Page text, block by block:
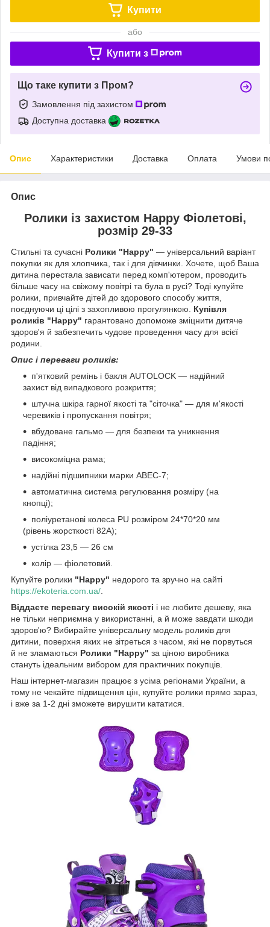
Купити
або
Купити з
Що таке купити з Пром?
Замовлення під захистом
Доступна доставка
Опис Характеристики Доставка Оплата Умови
Опис
Ролики із захистом Happy Фіолетові,
розмір 29-33
Стильні та сучасні Ролики "Happy" — універсальний варіант
покупки як для хлопчика, так і для дівчинки. Хочете, щоб Ваша
дитина перестала зависати перед комп'ютером, проводить
більше часу на свіжому повітрі та була в русі? Тоді купуйте
ролики, привчайте дітей до здорового способу життя,
поєднуючи ці цілі з захопливою прогулянкою. Купівля
роликів "Happy" гарантовано допоможе зміцнити дитяче
здоров'я й забезпечить чудове проведення часу для всієї
родини.
Опис і переваги роликів:
п'ятковий ремінь і бакля AUTOLOCK — надійний
захист від випадкового розкриття;
штучна шкіра гарної якості та "сіточка" — для м'якості
черевиків і пропускання повітря;
вбудоване гальмо — для безпеки та уникнення
падіння;
високоміцна рама;
надійні підшипники марки ABEC-7;
автоматична система регулювання розміру (на
кнопці);
поліуретанові колеса PU розміром 24*70*20 мм
(рівень жорсткості 82A);
устілка 23,5 — 26 см
колір — фіолетовий.
Купуйте ролики "Happy" недорого та зручно на сайті
https://ekoteria.com.ua/.
Віддаєте перевагу високій якості і не любите дешеву, яка
не тільки неприємна у використанні, а й може завдати шкоди
здоров'ю? Вибирайте універсальну модель роликів для
дитини, поверхня яких не зітреться з часом, які не порвуться
й не зламаються Ролики "Happy" за ціною виробника
стануть ідеальним вибором для практичних покупців.
Наш інтернет-магазин працює з усіма регіонами України, а
тому не чекайте підвищення цін, купуйте ролики прямо зараз,
і вже за 1-2 дні зможете вирушити кататися.